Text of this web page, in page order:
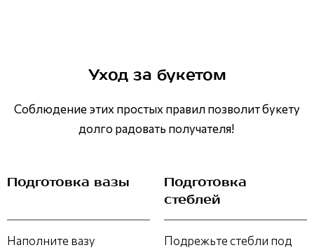
Уход за букетом
Соблюдение этих простых правил позволит букету
долго радовать получателя!
Подготовка вазы
Наполните вазу
Подготовка
стеблей
Подрежьте стебли под